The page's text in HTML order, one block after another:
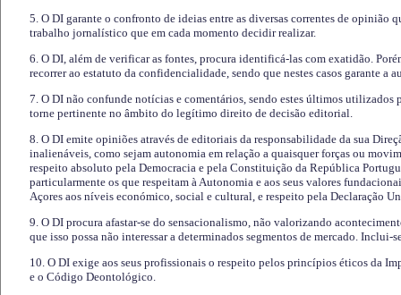
5. O DI garante o confronto de ideias entre as diversas correntes de opinião
trabalho jornalístico que em cada momento decidir realizar.
6. O DI, além de verificar as fontes, procura identificá-las com exatidão.
recorrer ao estatuto da confidencialidade, sendo que nestes casos garante a
7. O DI não confunde notícias e comentários, sendo estes últimos utilizados
torne pertinente no âmbito do legítimo direito de decisão editorial.
8. O DI emite opiniões através de editoriais da responsabilidade da sua
inalienáveis, como sejam autonomia em relação a quaisquer forças ou
respeito absoluto pela Democracia e pela Constituição da República
particularmente os que respeitam à Autonomia e aos seus valores
Açores aos níveis económico, social e cultural, e respeito pela Declaração
9. O DI procura afastar-se do sensacionalismo, não valorizando
que isso possa não interessar a determinados segmentos de mercado.
10. O DI exige aos seus profissionais o respeito pelos princípios éticos da
e o Código Deontológico.